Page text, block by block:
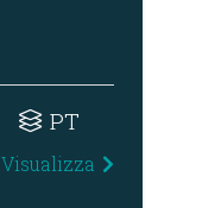
PT
Visualizza